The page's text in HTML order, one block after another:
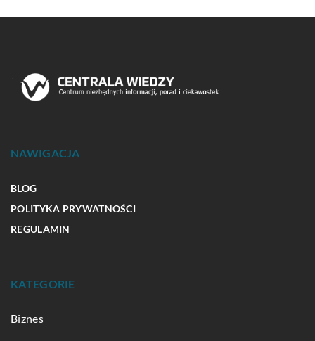
NAWIGACJA
BLOG
POLITYKA PRYWATNOŚCI
REGULAMIN
KATEGORIE
Biznes